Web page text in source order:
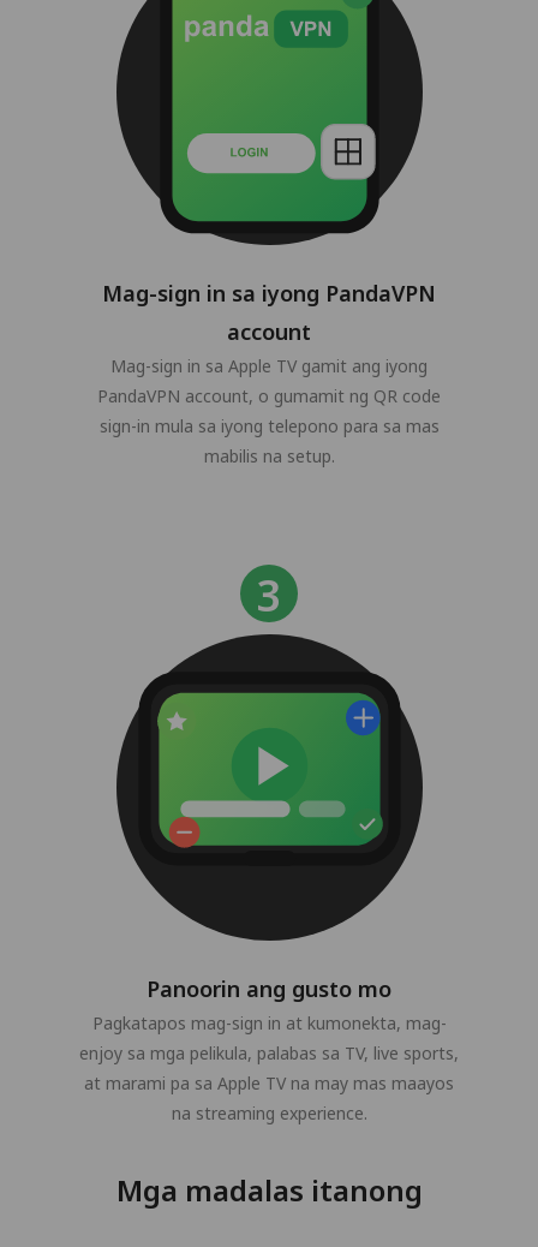
Mag-sign in sa iyong PandaVPN
account
Mag-sign in sa Apple TV gamit ang iyong
PandaVPN account, o gumamit ng QR code
sign-in mula sa iyong telepono para sa mas
mabilis na setup.
Panoorin ang gusto mo
Pagkatapos mag-sign in at kumonekta, mag-
enjoy sa mga pelikula, palabas sa TV, live sports,
at marami pa sa Apple TV na may mas maayos
na streaming experience.
Mga madalas itanong